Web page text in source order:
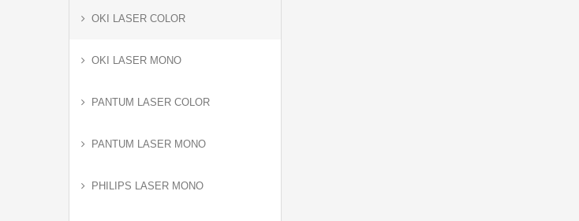
OKI LASER COLOR
OKI LASER MONO
PANTUM LASER COLOR
PANTUM LASER MONO
PHILIPS LASER MONO